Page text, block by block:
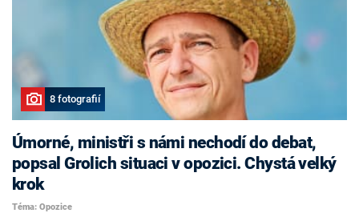
8 fotografií
Úmorné, ministři s námi nechodí do debat,
popsal Grolich situaci v opozici. Chystá velký
krok
Téma: Opozice